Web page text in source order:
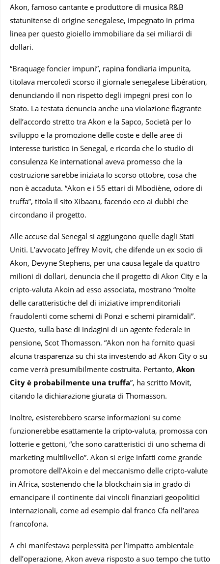
Akon, famoso cantante e produttore di musica R&B
statunitense di origine senegalese, impegnato in prima
linea per questo gioiello immobiliare da sei miliardi di
dollari.
“Braquage foncier impuni”, rapina fondiaria impunita,
titolava mercoledì scorso il giornale senegalese Libération,
denunciando il non rispetto degli impegni presi con lo
Stato. La testata denuncia anche una violazione flagrante
dell’accordo stretto tra Akon e la Sapco, Società per lo
sviluppo e la promozione delle coste e delle aree di
interesse turistico in Senegal, e ricorda che lo studio di
consulenza Ke international aveva promesso che la
costruzione sarebbe iniziata lo scorso ottobre, cosa che
non è accaduta. “Akon e i 55 ettari di Mbodiène, odore di
truffa”, titola il sito Xibaaru, facendo eco ai dubbi che
circondano il progetto.
Alle accuse dal Senegal si aggiungono quelle dagli Stati
Uniti. L’avvocato Jeffrey Movit, che difende un ex socio di
Akon, Devyne Stephens, per una causa legale da quattro
milioni di dollari, denuncia che il progetto di Akon City e la
cripto-valuta Akoin ad esso associata, mostrano “molte
delle caratteristiche del di iniziative imprenditoriali
fraudolenti come schemi di Ponzi e schemi piramidali”.
Questo, sulla base di indagini di un agente federale in
pensione, Scot Thomasson. “Akon non ha fornito quasi
alcuna trasparenza su chi sta investendo ad Akon City o su
come verrà presumibilmente costruita. Pertanto, Akon
City è probabilmente una truffa”, ha scritto Movit,
citando la dichiarazione giurata di Thomasson.
Inoltre, esisterebbero scarse informazioni su come
funzionerebbe esattamente la cripto-valuta, promossa con
lotterie e gettoni, “che sono caratteristici di uno schema di
marketing multilivello”. Akon si erige infatti come grande
promotore dell’Akoin e del meccanismo delle cripto-valute
in Africa, sostenendo che la blockchain sia in grado di
emancipare il continente dai vincoli finanziari geopolitici
internazionali, come ad esempio dal franco Cfa nell’area
francofona.
A chi manifestava perplessità per l’impatto ambientale
dell’operazione, Akon aveva risposto a suo tempo che tutto